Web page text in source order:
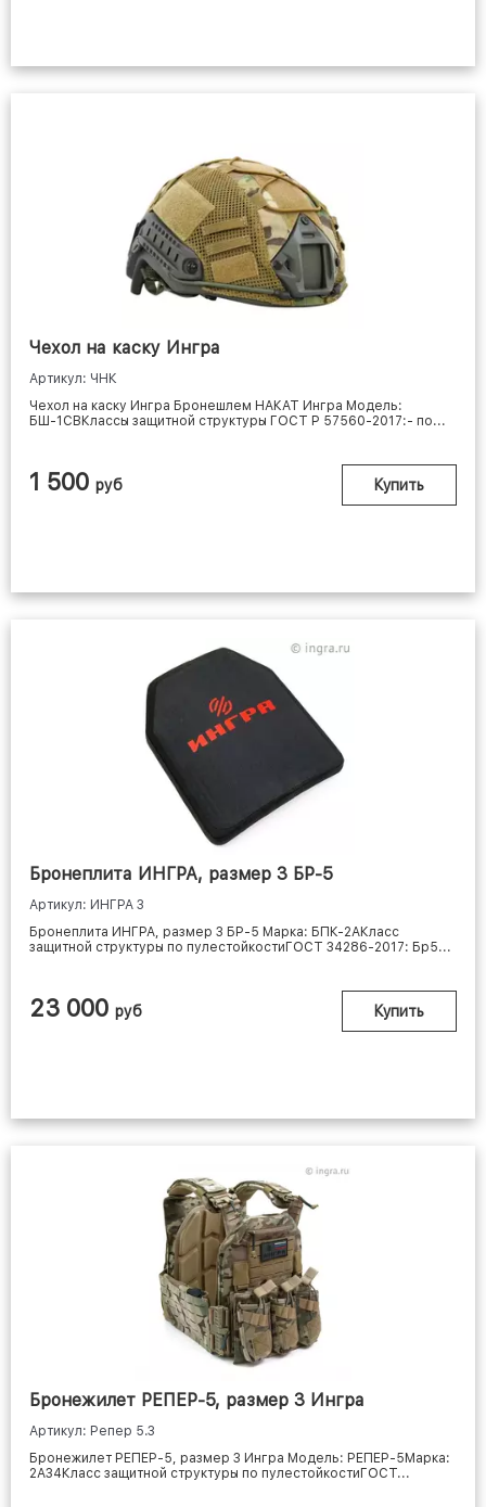
Чехол на каску Ингра
Артикул: ЧНК
Чехол на каску Ингра Бронешлем НАКАТ Ингра Модель:
БШ-1СВКлассы защитной структуры ГОСТ Р 57560-2017:- по...
1 500 руб Купить
Бронеплита ИНГРА, размер 3 БР-5
Артикул: ИНГРА 3
Бронеплита ИНГРА, размер 3 БР-5 Марка: БПК-2АКласс
защитной структуры по пулестойкостиГОСТ 34286-2017: Бр5...
23 000 руб Купить
Бронежилет РЕПЕР-5, размер 3 Ингра
Артикул: Репер 5.3
Бронежилет РЕПЕР-5, размер 3 Ингра Модель: РЕПЕР-5Марка:
2А34Класс защитной структуры по пулестойкостиГОСТ...